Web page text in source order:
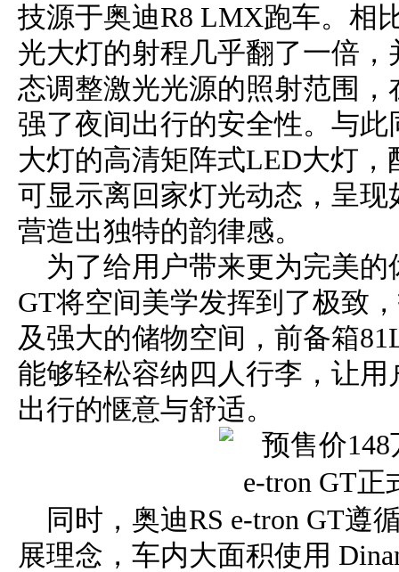
技源于奥迪R8 LMX跑车。相
光大灯的射程几乎翻了一倍
态调整激光光源的照射范围
强了夜间出行的安全性。与此
大灯的高清矩阵式LED大灯
可显示离回家灯光动态，呈
营造出独特的韵律感。
为了给用户带来更为完美的
GT将空间美学发挥到了极致
及强大的储物空间，前备箱
能够轻松容纳四人行李，让
出行的惬意与舒适。
同时，奥迪RS e-tron GT遵
展理念，车内大面积使用